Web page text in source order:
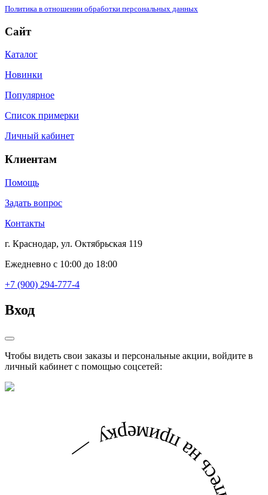
Политика в отношении обработки персональных данных
Сайт
Каталог
Новинки
Популярное
Список примерки
Личный кабинет
Клиентам
Помощь
Задать вопрос
Контакты
г. Краснодар, ул. Октябрьская 119
Ежедневно с 10:00 до 18:00
+7 (900) 294-777-4
Вход
Чтобы видеть свои заказы и персональные акции, войдите в
личный кабинет с помощью соцсетей: